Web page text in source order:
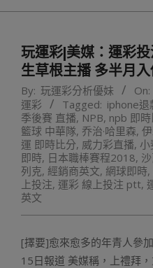
Menu玩運彩|美媒：運彩
生草根主播 多半月
By: 玩運彩分析優妹 On:
運彩
Tagged: iphone退
季後賽 直播, NPB, npb 即
籃球 中華隊, 乔治·哈里森,
運 即時比分, 威力彩直播, 小
即時, 日本職棒賽程2018,
列克, 經銷商英文, 網球即時,
上投注, 運彩 線上投注 ptt,
英文
[擇要]愈來愈多的年青人參
15日報道 美媒稱，上禮拜